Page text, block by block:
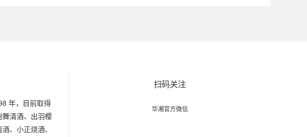
年，目前取得
舞清酒、出羽樱
、小正烧酒、
扫码关注
华湘官方微信